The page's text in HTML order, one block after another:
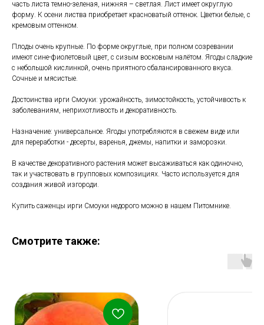
часть листа темно-зеленая, нижняя – светлая. Лист имеет округлую
форму. К осени листва приобретает красноватый оттенок. Цветки белые, с
кремовым оттенком.
Плоды очень крупные. По форме округлые, при полном созревании
имеют сине-фиолетовый цвет, с сизым восковым налётом. Ягоды сладкие
с небольшой кислинкой, очень приятного сбалансированного вкуса.
Сочные и мясистые.
Достоинства ирги Смоуки: урожайность, зимостойкость, устойчивость к
заболеваниям, неприхотливость и декоративность.
Назначение: универсальное. Ягоды употребляются в свежем виде или
для переработки - десерты, варенья, джемы, напитки и заморозки.
В качестве декоративного растения может высаживаться как одиночно,
так и участвовать в групповых композициях. Часто используется для
создания живой изгороди.
Купить саженцы ирги Смоуки недорого можно в нашем Питомнике.
Смотрите также: